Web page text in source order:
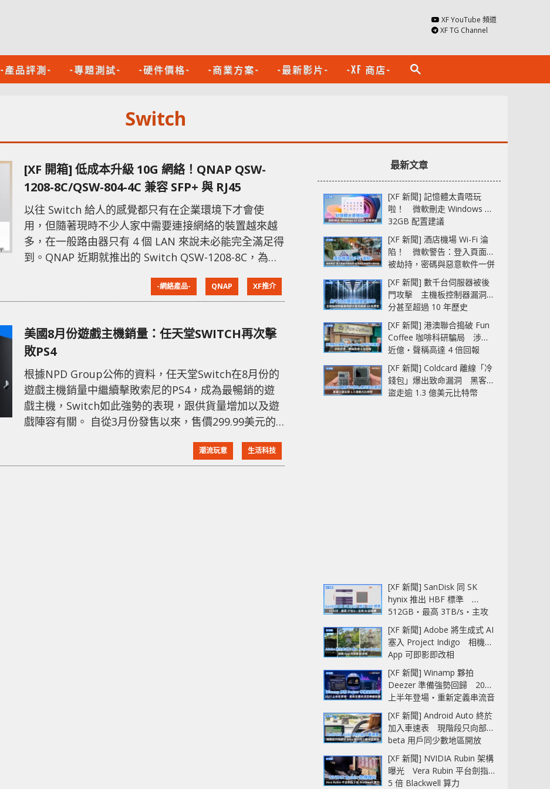
XF YouTube 頻道
XF TG Channel
-產品評測- -專題測試- -硬件價格- -商業方案- -最新影片- -XF 商店- search
Switch
[XF 開箱] 低成本升級 10G 網絡！QNAP QSW-
1208-8C/QSW-804-4C 兼容 SFP+ 與 RJ45
以往 Switch 給人的感覺都只有在企業環境下才會使
用，但隨著現時不少人家中需要連接網絡的裝置越來越
多，在一般路由器只有 4 個 LAN 來說未必能完全滿足得
到。QNAP 近期就推出的 Switch QSW-1208-8C，為用
和 RJ45，以滿足不同裝置的連接需要。 用家可能第一
看到 QNAP QSW-1208-8C 配備 12 個 SFP+（光纖）與
-網絡產品- QNAP XF推介
美國8月份遊戲主機銷量：任天堂SWITCH再次擊
敗PS4
根據NPD Group公佈的資料，任天堂Switch在8月份的
遊戲主機銷量中繼續擊敗索尼的PS4，成為最暢銷的遊
戲主機，Switch如此強勢的表現，跟供貨量增加以及遊
戲陣容有關。 自從3月份發售以來，售價299.99美元的
有4個月在主機銷量中排名第一，PS4奪回了5月和6月榜
首的位置，總體而言PS4仍然是今年內最暢銷的遊戲主
潮流玩意 生活科技
最新文章
[XF 新聞] 記憶體太貴唔玩
啦！ 微軟刪走 Windows 11
32GB 配置建議
[XF 新聞] 酒店機場 Wi-Fi 淪
陷！ 微軟警告：登入頁面可
被劫持，密碼與惡意軟件一併
中招
[XF 新聞] 數千台伺服器被後
門攻擊 主機板控制器漏洞部
分甚至超過 10 年歷史
[XF 新聞] 港澳聯合搗破 Fun
Coffee 咖啡科研騙局 涉款
近億‧聲稱高達 4 倍回報
[XF 新聞] Coldcard 離線「冷
錢包」爆出致命漏洞 黑客已
盜走逾 1.3 億美元比特幣
[XF 新聞] SanDisk 同 SK
hynix 推出 HBF 標準
512GB‧最高 3TB/s‧主攻
AI 記憶體
[XF 新聞] Adobe 將生成式 AI
塞入 Project Indigo 相機
App 可即影即改相
[XF 新聞] Winamp 夥拍
Deezer 準備強勢回歸 2027
上半年登場‧重新定義串流音
樂播放器
[XF 新聞] Android Auto 終於
加入車速表 現階段只向部分
beta 用戶同少數地區開放
[XF 新聞] NVIDIA Rubin 架構
曝光 Vera Rubin 平台劍指
5 倍 Blackwell 算力